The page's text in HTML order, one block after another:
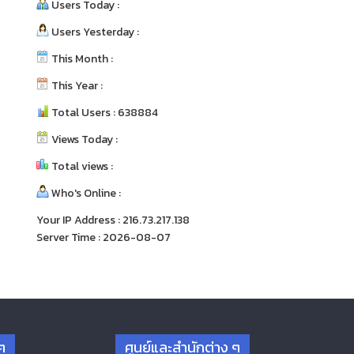
Users Today :
Users Yesterday :
This Month :
This Year :
Total Users : 638884
Views Today :
Total views :
Who's Online :
Your IP Address : 216.73.217.138
Server Time : 2026-08-07
ศูนย์และสำนักต่าง ๆ